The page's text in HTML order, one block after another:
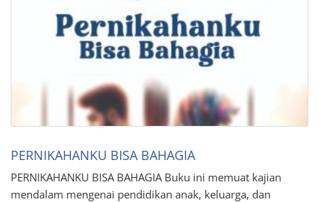
PERNIKAHANKU BISA BAHAGIA
PERNIKAHANKU BISA BAHAGIA Buku ini memuat kajian
mendalam mengenai pendidikan anak, keluarga, dan